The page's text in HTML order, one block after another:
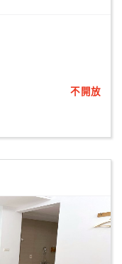
不開放